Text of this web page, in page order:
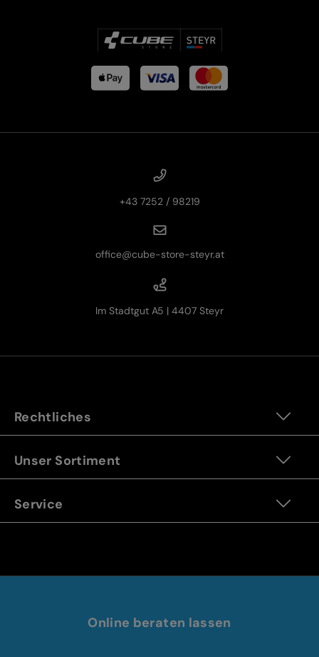
+43 7252 / 98219
office@cube-store-steyr.at
Im Stadtgut A5 | 4407 Steyr
Rechtliches
Unser Sortiment
Service
Online beraten lassen